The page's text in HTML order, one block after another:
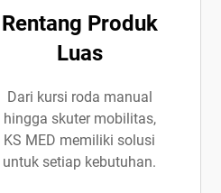
Rentang Produk
Luas
Dari kursi roda manual
hingga skuter mobilitas,
KS MED memiliki solusi
untuk setiap kebutuhan.